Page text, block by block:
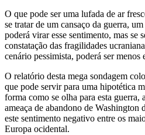
O que pode ser uma lufada de ar
se tratar de um cansaço da guerra,
poderá virar esse sentimento, mas se
constatação das fragilidades
cenário pessimista, poderá ser menos
O relatório desta mega sondagem
que pode servir para uma hipotética
forma como se olha para esta guerra,
ameaça de abandono de
este sentimento negativo entre os
Europa ocidental.